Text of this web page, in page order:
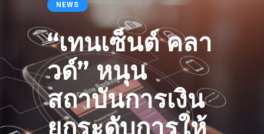
NEWS
“เทนเซ็นต์ คลา
วด์” หนุน
สถาบันการเงิน
ยกระดับการให้